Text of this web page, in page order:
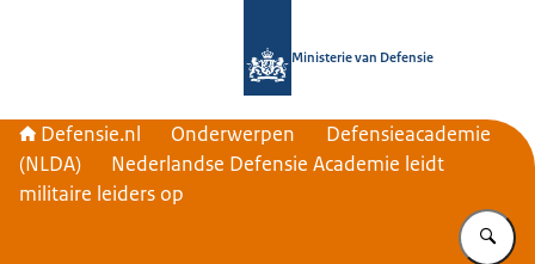
Ministerie van Defensie
Defensie.nl Onderwerpen
Defensieacademie
(NLDA)
Nederlandse Defensie Academie leidt
militaire leiders op